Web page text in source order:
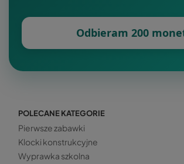
Odbieram 200
POLECANE KATEGORIE
Pierwsze zabawki
Klocki konstrukcyjne
Wyprawka szkolna